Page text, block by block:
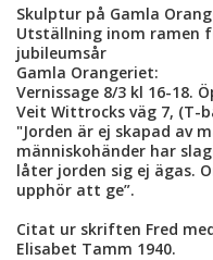
Skulptur på Gamla
Utställning inom ramen
jubileumsår
Gamla Orangeriet:
Vernissage 8/3 kl 16-18.
Veit Wittrocks väg 7, (T-
"Jorden är ej skapad av
människohänder har
låter jorden sig ej ägas.
upphör att ge”.
Citat ur skriften Fred
Elisabet Tamm 1940.